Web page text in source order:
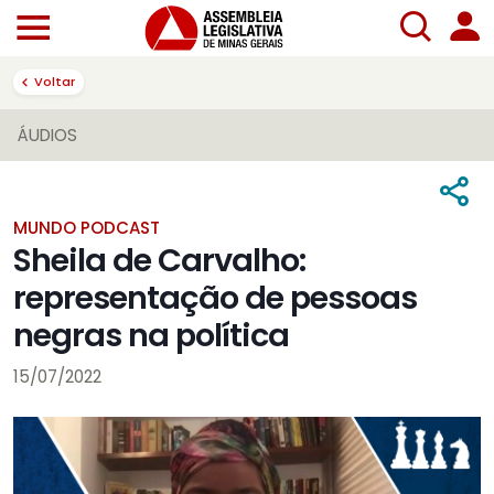
Voltar
ÁUDIOS
MUNDO PODCAST
Sheila de Carvalho:
representação de pessoas
negras na política
15/07/2022